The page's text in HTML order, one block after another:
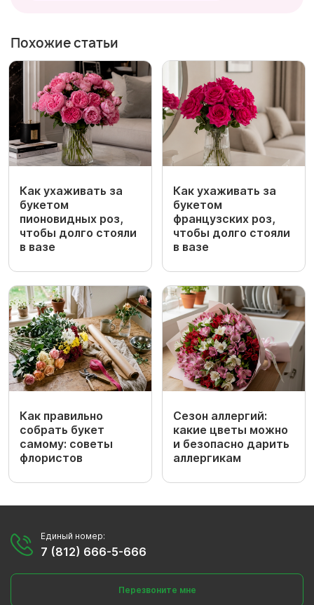
Похожие статьи
Как ухаживать за
букетом
пионовидных роз,
чтобы долго стояли
в вазе
Как ухаживать за
букетом
французских роз,
чтобы долго стояли
в вазе
Как правильно
собрать букет
самому: советы
флористов
Сезон аллергий:
какие цветы можно
и безопасно дарить
аллергикам
Единый номер:
7 (812) 666-5-666
Перезвоните мне